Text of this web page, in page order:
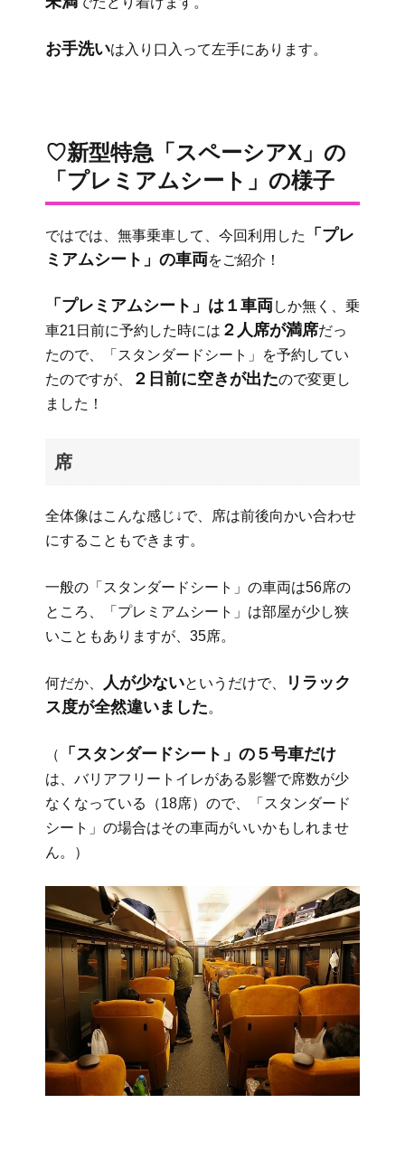
お手洗いは入り口入って左手にあります。
♡新型特急「スペーシアX」の
「プレミアムシート」の様子
ではでは、無事乗車して、今回利用した
「プレ
ミアムシート」の車両をご紹介！
「プレミアムシート」は１車両 しか無く、乗
車21日前に予約した時には ２人席が満席だっ
たので、「スタンダードシート」を予約してい
たのですが、
２日前に空きが出たので変更し
ました！
席
全体像はこんな感じ↓で、席は前後向かい合わせ
にすることもできます。
一般の「スタンダードシート」の車両は56席の
ところ、「プレミアムシート」は部屋が少し狭
いこともありますが、35席。
何だか、 人が少ないというだけで、
リラック
ス度が全然違いました。
（ 「スタンダードシート」の５号車だけ
は、バリアフリートイレがある影響で席数が少
なくなっている（18席）ので、「スタンダード
シート」の場合はその車両がいいかもしれませ
ん。）